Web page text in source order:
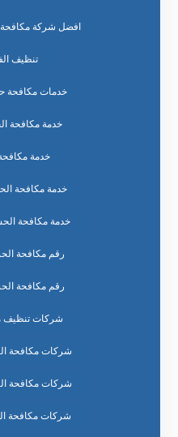
افضل شركة مكافحة
تنظيف
خدمات مكافحة
خدمة مكافحة
خدمة
خدمة مكافحة
خدمة مكافحة
رقم مكافحة
رقم مكافحة
شركات تنظيف
شركات مكافحة
شركات مكافحة
شركات مكافحة